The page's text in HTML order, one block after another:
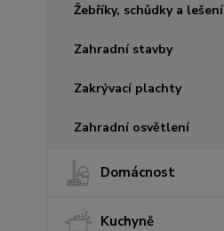
Žebříky, schůdky a lešení
Zahradní stavby
Zakrývací plachty
Zahradní osvětlení
Domácnost
Kuchyně